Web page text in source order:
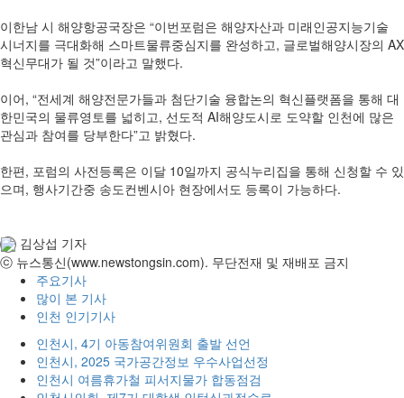
이한남 시 해양항공국장은 “이번포럼은 해양자산과 미래인공지능기술
시너지를 극대화해 스마트물류중심지를 완성하고, 글로벌해양시장의 AX
혁신무대가 될 것”이라고 말했다.
이어, “전세계 해양전문가들과 첨단기술 융합논의 혁신플랫폼을 통해 대
한민국의 물류영토를 넓히고, 선도적 AI해양도시로 도약할 인천에 많은
관심과 참여를 당부한다”고 밝혔다.
한편, 포럼의 사전등록은 이달 10일까지 공식누리집을 통해 신청할 수 있
으며, 행사기간중 송도컨벤시아 현장에서도 등록이 가능하다.
김상섭 기자
ⓒ 뉴스통신(www.newstongsin.com). 무단전재 및 재배포 금지
주요기사
많이 본 기사
인천 인기기사
인천시, 4기 아동참여위원회 출발 선언
인천시, 2025 국가공간정보 우수사업선정
인천시 여름휴가철 피서지물가 합동점검